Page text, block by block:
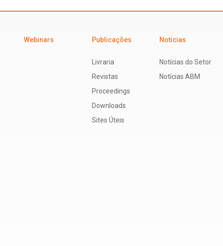
Webinars Publicações
Livraria
Revistas
Proceedings
Downloads
Sites Úteis
Noticias
Notícias do Setor
Notícias ABM